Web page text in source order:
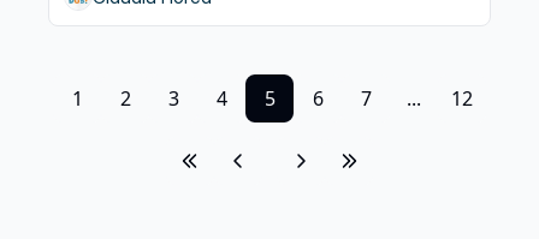
1 2 3 4 5 6 7 ... 12